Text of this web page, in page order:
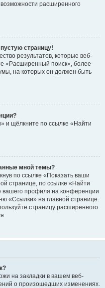
расширенного
страницу!
результатов, которые веб-
«Расширенный поиск», более
на которых он должен быть
и щёлкните по ссылке «Найти
мной темы?
по ссылке «Показать ваши
странице, по ссылке «Найти
вашего профиля на конференции
«Ссылки» на главной странице.
страницу расширенного
на закладки в вашем веб-
о произошедших изменениях.